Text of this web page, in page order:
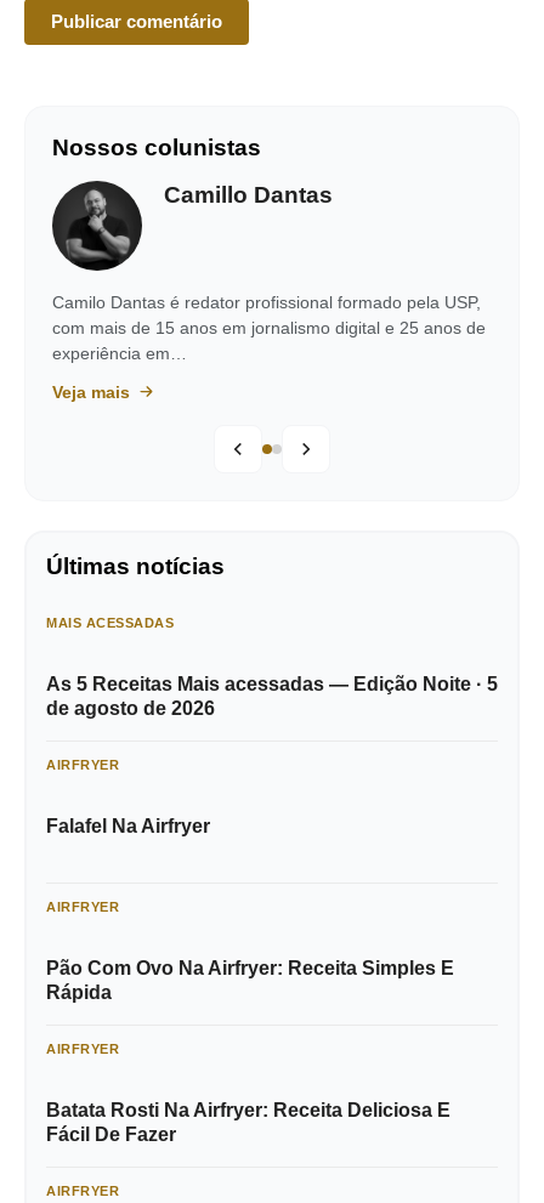
Nossos colunistas
Camillo Dantas
Camilo Dantas é redator profissional formado pela USP,
com mais de 15 anos em jornalismo digital e 25 anos de
experiência em…
Veja mais
Últimas notícias
MAIS ACESSADAS
As 5 Receitas Mais acessadas — Edição Noite · 5
de agosto de 2026
AIRFRYER
Falafel Na Airfryer
AIRFRYER
Pão Com Ovo Na Airfryer: Receita Simples E
Rápida
AIRFRYER
Batata Rosti Na Airfryer: Receita Deliciosa E
Fácil De Fazer
AIRFRYER